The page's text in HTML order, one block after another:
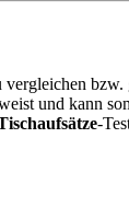
bzw.
und kann
-